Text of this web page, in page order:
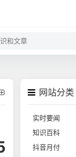
网站分类
实时要闻
知识百科
抖音月付